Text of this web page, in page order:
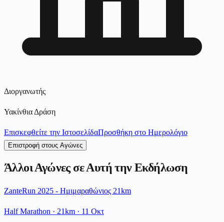
Διοργανωτής
Υακίνθια Δράση
Επισκεφθείτε την ΙστοσελίδαΠροσθήκη στο Ημερολόγιο
Επιστροφή στους Αγώνες
Άλλοι Αγώνες σε Αυτή την Εκδήλωση
ZanteRun 2025 - Ημιμαραθώνιος 21km
Half Marathon · 21km · 11 Οκτ